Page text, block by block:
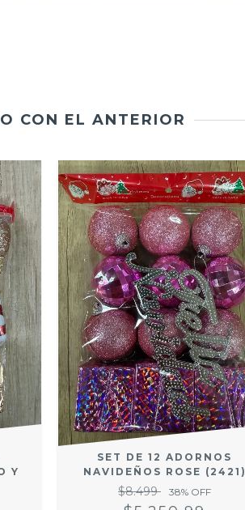
CON EL ANTERIOR
Y
SET DE 12 ADORNOS
NAVIDEÑOS ROSE (2421)
$8.499 38% OFF